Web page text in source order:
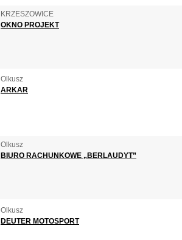
KRZESZOWICE
OKNO PROJEKT
Olkusz
ARKAR
Olkusz
BIURO RACHUNKOWE „BERLAUDYT”
Olkusz
DEUTER MOTOSPORT